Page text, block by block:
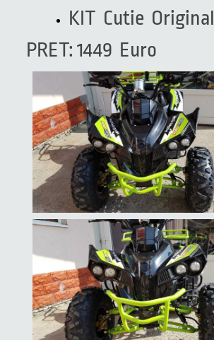
KIT Cutie Original
PRET: 1449 Euro